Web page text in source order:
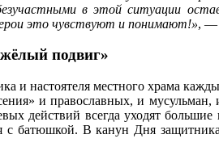
в этой ситуации
это чувствуют и понимают!», —
подвиг»
и настоятеля местного храма
и православных, и
действий всегда уходят
с батюшкой. В канун Дня